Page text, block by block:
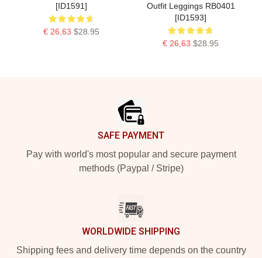
[ID1591]
€ 26,63 $28.95
Outfit Leggings RB0401
[ID1593]
€ 26,63 $28.95
SAFE PAYMENT
Pay with world's most popular and secure payment
methods (Paypal / Stripe)
WORLDWIDE SHIPPING
Shipping fees and delivery time depends on the country